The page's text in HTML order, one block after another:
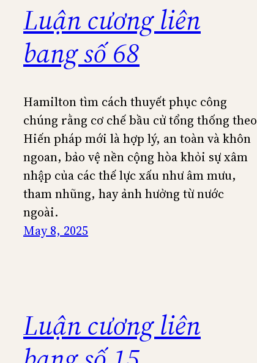
Luận cương liên
bang số 68
Hamilton tìm cách thuyết phục công
chúng rằng cơ chế bầu cử tổng thống theo
Hiến pháp mới là hợp lý, an toàn và khôn
ngoan, bảo vệ nền cộng hòa khỏi sự xâm
nhập của các thế lực xấu như âm mưu,
tham nhũng, hay ảnh hưởng từ nước
ngoài.
May 8, 2025
Luận cương liên